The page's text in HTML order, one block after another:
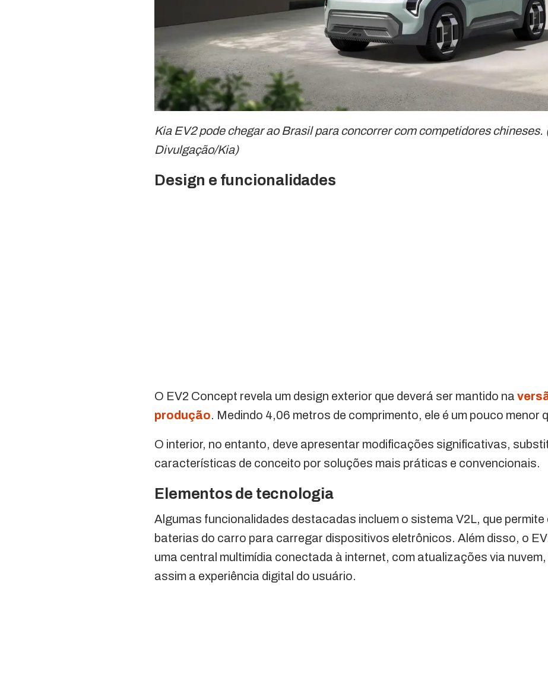
Kia EV2 pode chegar ao Brasil para concorrer com competidores chineses.
Divulgação/Kia)
Design e funcionalidades
O EV2 Concept revela um design exterior que deverá ser mantido na
produção. Medindo 4,06 metros de comprimento, ele é um pouco menor
O interior, no entanto, deve apresentar modificações significativas,
características de conceito por soluções mais práticas e convencionais.
Elementos de tecnologia
Algumas funcionalidades destacadas incluem o sistema V2L, que permite
baterias do carro para carregar dispositivos eletrônicos. Além disso, o
uma central multimídia conectada à internet, com atualizações via
assim a experiência digital do usuário.